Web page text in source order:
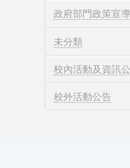
政府部門政策宣導
未分類
校內活動及資訊
校外活動公告